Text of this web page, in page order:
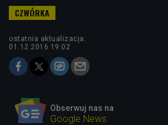
ostatnia aktualizacja:
01.12.2016 19:02
Obserwuj nas na
Google News